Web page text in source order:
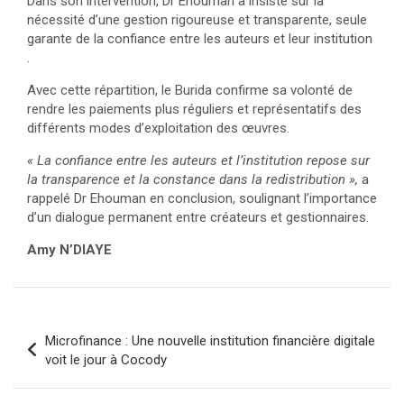
nécessité d’une gestion rigoureuse et transparente, seule
garante de la confiance entre les auteurs et leur institution
.
Avec cette répartition, le Burida confirme sa volonté de
rendre les paiements plus réguliers et représentatifs des
différents modes d’exploitation des œuvres.
« La confiance entre les auteurs et l’institution repose sur
la transparence et la constance dans la redistribution », a
rappelé Dr Ehouman en conclusion, soulignant l’importance
d’un dialogue permanent entre créateurs et gestionnaires.
Amy N’DIAYE
de
l’article
Microfinance : Une nouvelle institution financière digitale
voit le jour à Cocody